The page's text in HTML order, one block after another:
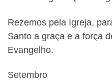
Rezemos pela Igreja,
Santo a graça e a força
Evangelho.
Setembro